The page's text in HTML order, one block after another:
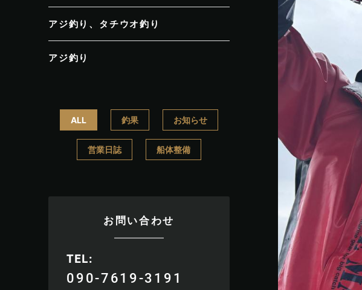
アジ釣り、タチウオ釣り
アジ釣り
ALL 釣果 お知らせ
営業日誌 船体整備
お問い合わせ
TEL
090-7619-3191